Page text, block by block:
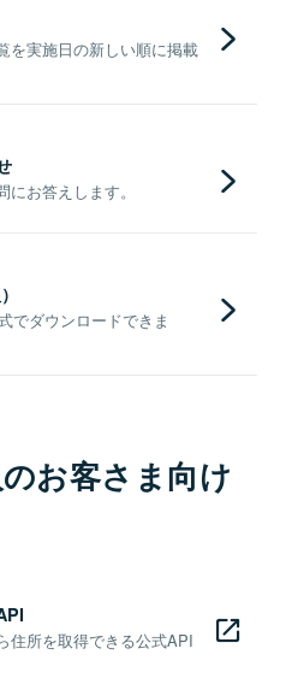
を実施日の新しい順に掲載
お答えします。
でダウンロードできま
お客さま向け
住所を取得できる公式API